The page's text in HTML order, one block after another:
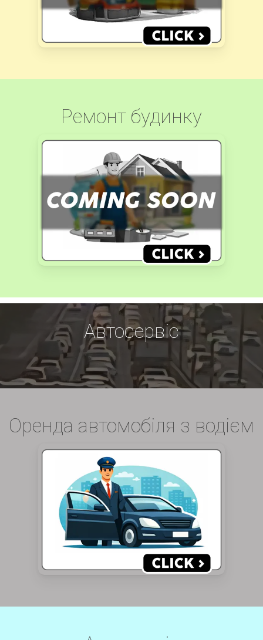
Ремонт будинку
Автосервіс
Оренда автомобіля з водієм